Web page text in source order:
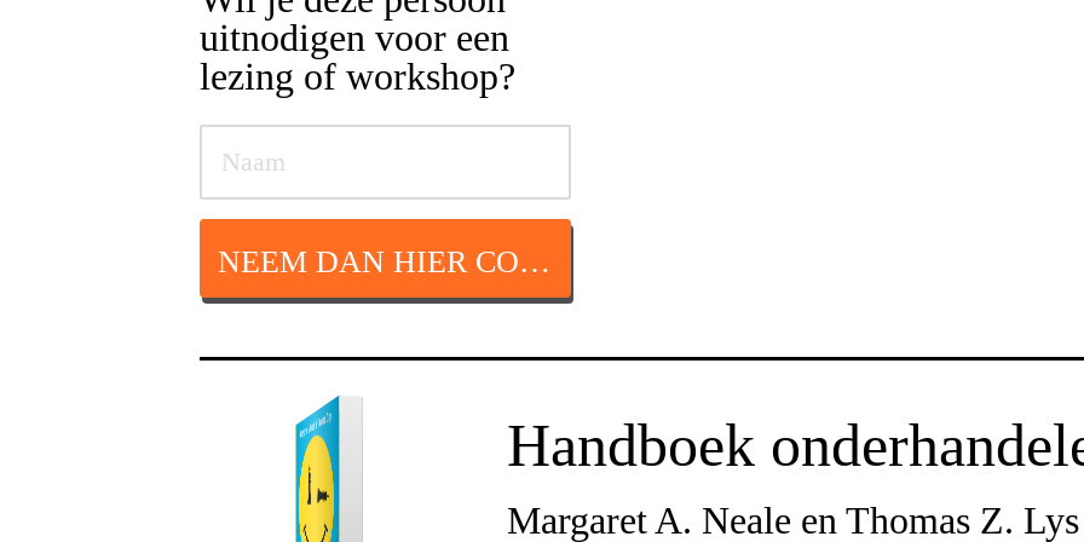
uitnodigen voor een
lezing of workshop?
NEEM DAN HIER CONTACT OP
Handboek
Margaret A. Neale en Thomas Z. Lys